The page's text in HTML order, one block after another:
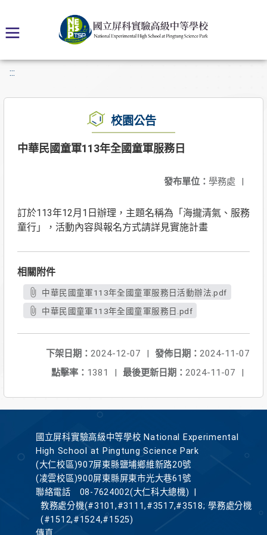
:::
校園公告
中華民國童軍113年全國童軍服務日
發布單位： 學務處 |
訂於113年12月1日辦理，主題名稱為「海攏清氣、服務
童行」，活動內容與報名方式請詳見實施計畫
相關附件
中華民國童軍113年全國童軍服務日活動辦法.pdf
中華民國童軍113年全國童軍服務日.pdf
發佈日期： 2024-11-07
下架日期： 2024-12-07
|
最後更新日期： 2024-11-07 |
點擊率： 1381 |
國立屏科實驗高級中等學校 National Experimental
High School at Pingtung Science Park
(大仁校區)907屏東縣鹽埔鄉維新路20號
(凌雲校區)900屏東縣屏東市光大巷61號
聯絡電話
08-7624002(大仁科大總機)
教務處分機(#3101,#3111,#3517,#3518; 學務處分機
(#1512,#1524,#1525)